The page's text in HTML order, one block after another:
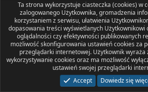
Ta strona wykorzystuje ciasteczka (cookies) w
zalogowanego Użytkownika, gromadzenia
korzystaniem z serwisu, ułatwienia
dopasowania treści wyświetlanych
oglądalności czy efektywności publikowanych
możliwość skonfigurowania ustawień cookies za
przeglądarki internetowej. Użytkownik wyraża
wykorzystywanie cookies oraz ma możliwość
ustawień swojej przeglądarki
Accept
Dowiedz się